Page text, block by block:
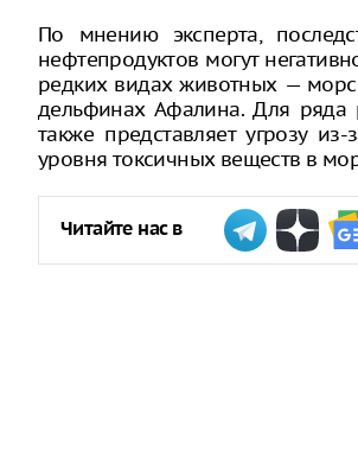
По мнению эксперта,
нефтепродуктов могут
редких видах животных —
дельфинах Афалина. Для ряда
также представляет угрозу из-
уровня токсичных веществ в
Читайте нас в